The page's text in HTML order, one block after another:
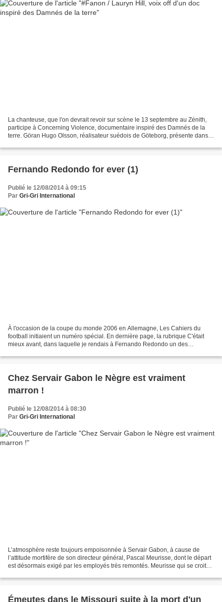
La chanteuse, que l'on devrait revoir sur scène le 13 septembre au Zénith,
participe à Concerning Violence, documentaire inspiré des Damnés de la
terre. Göran Hugo Olsson, réalisateur suédois de Göteborg, présente dans
Fernando Redondo for ever (1)
Publié le 12/08/2014 à 09:15
Par Gri-Gri International
À l'occasion de la coupe du monde 2006 en Allemagne, Les Cahiers du
football initiaient un numéro spécial. En dernière page, la rubrique C'était
mieux avant, dans laquelle je rendais à Fernando Redondo un des
Chez Servair Gabon le Nègre est vraiment
marron !
Publié le 12/08/2014 à 08:30
Par Gri-Gri International
L’atmosphère reste toujours empoisonnée à Servair Gabon, à cause de
l’attitude mortifère de son directeur général, Pascal Meurisse, dont le départ
est désormais exigé par les employés très remontés. Meurisse qui se croit
Émeutes dans le Missouri suite à la mort d'un